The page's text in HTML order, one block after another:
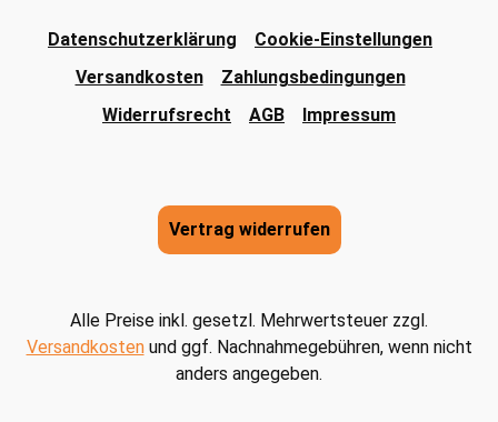
Datenschutzerklärung
Cookie-Einstellungen
Versandkosten
Zahlungsbedingungen
Widerrufsrecht
AGB Impressum
Vertrag widerrufen
Alle Preise inkl. gesetzl. Mehrwertsteuer zzgl.
Versandkostenund ggf. Nachnahmegebühren, wenn nicht
anders angegeben.